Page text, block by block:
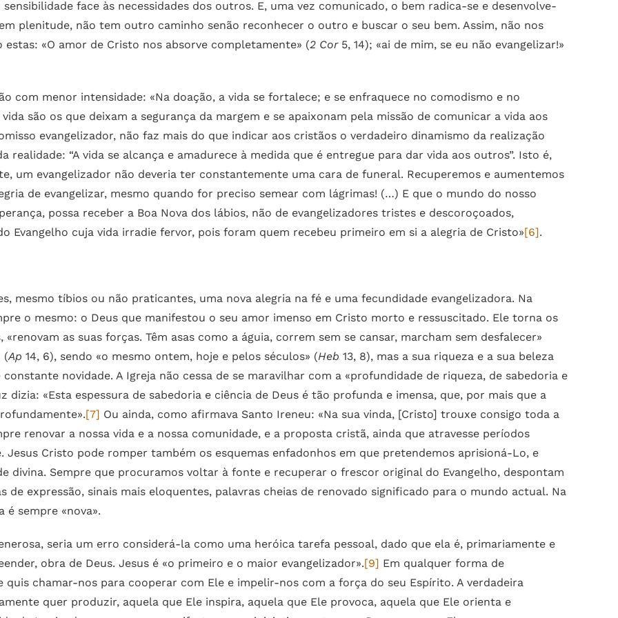
face às necessidades dos outros. E, uma vez comunicado, o bem radica-se e desenvolve-
plenitude, não tem outro caminho senão reconhecer o outro e buscar o seu bem. Assim, não nos
«O amor de Cristo nos absorve completamente» (2 Cor5, 14); «ai de mim, se eu não evangelizar!»
com menor intensidade: «Na doação, a vida se fortalece; e se enfraquece no comodismo e no
são os que deixam a segurança da margem e se apaixonam pela missão de comunicar a vida aos
evangelizador, não faz mais do que indicar aos cristãos o verdadeiro dinamismo da realização
“A vida se alcança e amadurece à medida que é entregue para dar vida aos outros”. Isto é,
um evangelizador não deveria ter constantemente uma cara de funeral. Recuperemos e aumentemos
de evangelizar, mesmo quando for preciso semear com lágrimas! (…) E que o mundo do nosso
possa receber a Boa Nova dos lábios, não de evangelizadores tristes e descoroçoados,
Evangelho cuja vida irradie fervor, pois foram quem recebeu primeiro em si a alegria de Cristo»[6].
mesmo tíbios ou não praticantes, uma nova alegria na fé e uma fecundidade evangelizadora. Na
o mesmo: o Deus que manifestou o seu amor imenso em Cristo morto e ressuscitado. Ele torna os
as suas forças. Têm asas como a águia, correm sem se cansar, marcham sem desfalecer»
(Ap 14, 6), sendo «o mesmo ontem, hoje e pelos séculos» (Heb 13, 8), mas a sua riqueza e a sua beleza
novidade. A Igreja não cessa de se maravilhar com a «profundidade de riqueza, de sabedoria e
dizia: «Esta espessura de sabedoria e ciência de Deus é tão profunda e imensa, que, por mais que a
[7] Ou ainda, como afirmava Santo Ireneu: «Na sua vinda, [Cristo] trouxe consigo toda a
renovar a nossa vida e a nossa comunidade, e a proposta cristã, ainda que atravesse períodos
Jesus Cristo pode romper também os esquemas enfadonhos em que pretendemos aprisioná-Lo, e
divina. Sempre que procuramos voltar à fonte e recuperar o frescor original do Evangelho, despontam
expressão, sinais mais eloquentes, palavras cheias de renovado significado para o mundo actual. Na
é sempre «nova».
seria um erro considerá-la como uma heróica tarefa pessoal, dado que ela é, primariamente e
obra de Deus. Jesus é «o primeiro e o maior evangelizador».[9] Em qualquer forma de
quis chamar-nos para cooperar com Ele e impelir-nos com a força do seu Espírito. A verdadeira
quer produzir, aquela que Ele inspira, aquela que Ele provoca, aquela que Ele orienta e